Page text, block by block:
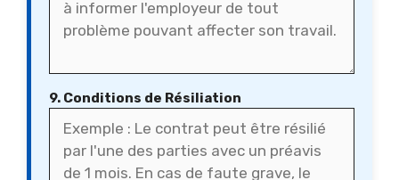
9. Conditions de Résiliation